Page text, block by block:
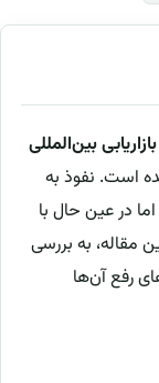
بازاریابی بین‌المللی
است. نفوذ به
در عین حال با
به بررسی
رفع آن‌ها